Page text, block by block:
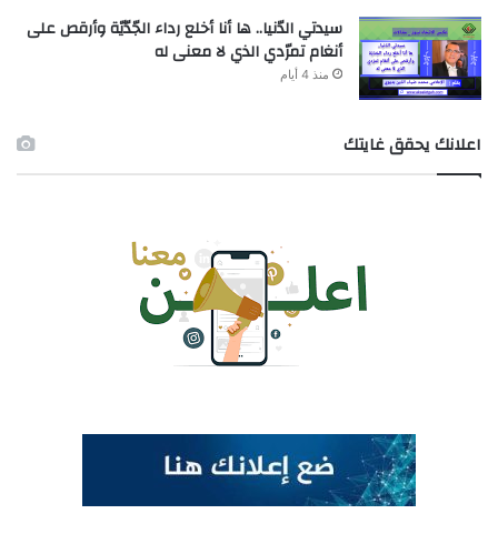
سيدتي الدّنيا.. ها أنا أخلع رداء الجّدّيّة وأرقص على
أنغام تمرّدي الذي لا معنى له
منذ 4 أيام
اعلانك يحقق غايتك